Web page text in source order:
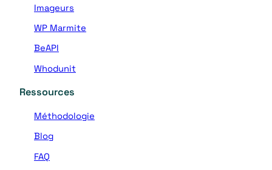
I
n
Imageurs
WP Marmite
BeAPI
Whodunit
Ressources
Méthodologie
Blog
FAQ